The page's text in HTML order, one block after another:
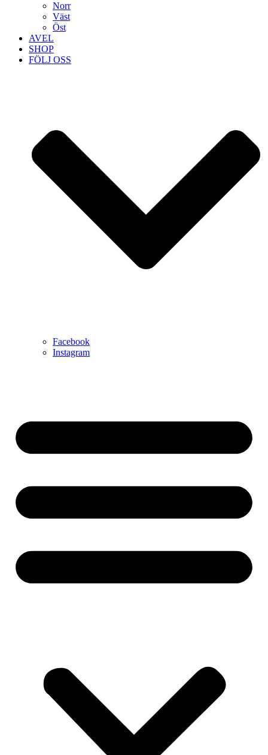
Norr
Väst
Öst
AVEL
SHOP
FÖLJ OSS
Facebook
Instagram